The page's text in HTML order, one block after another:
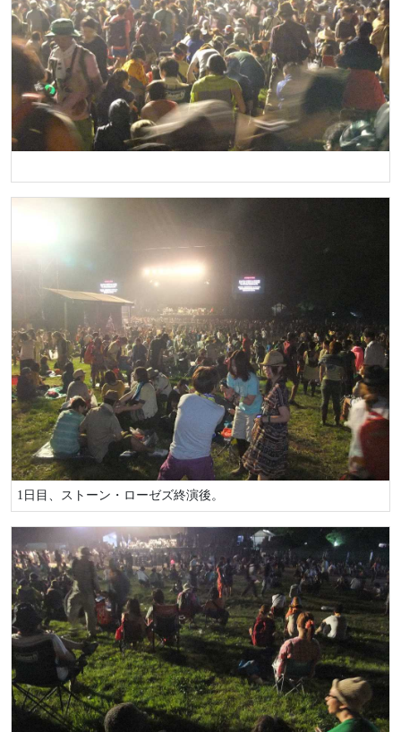
1日目、ストーン・ローゼズ終演後。